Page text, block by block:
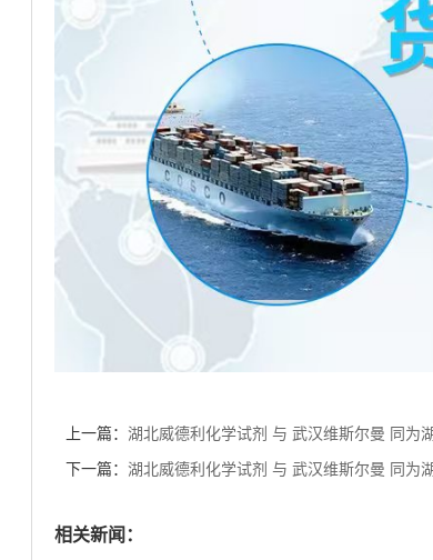
上一篇： 湖北威德利化学试剂 与 武汉维斯尔曼 同为
剂 CAS：63700-19-6 含 量≥99% 外观 白色或类白色粉
下一篇： 湖北威德利化学试剂 与 武汉维斯尔曼 同
26159-34-2】 优惠促销 现货供应 价格优惠 质量保障
相关新闻：
货供应
湖北威德利化学试剂 推出优势产品 洛沙坦 化学试剂
湖北威德利化学试剂 推出优势产品 推出优势产品 N-叔